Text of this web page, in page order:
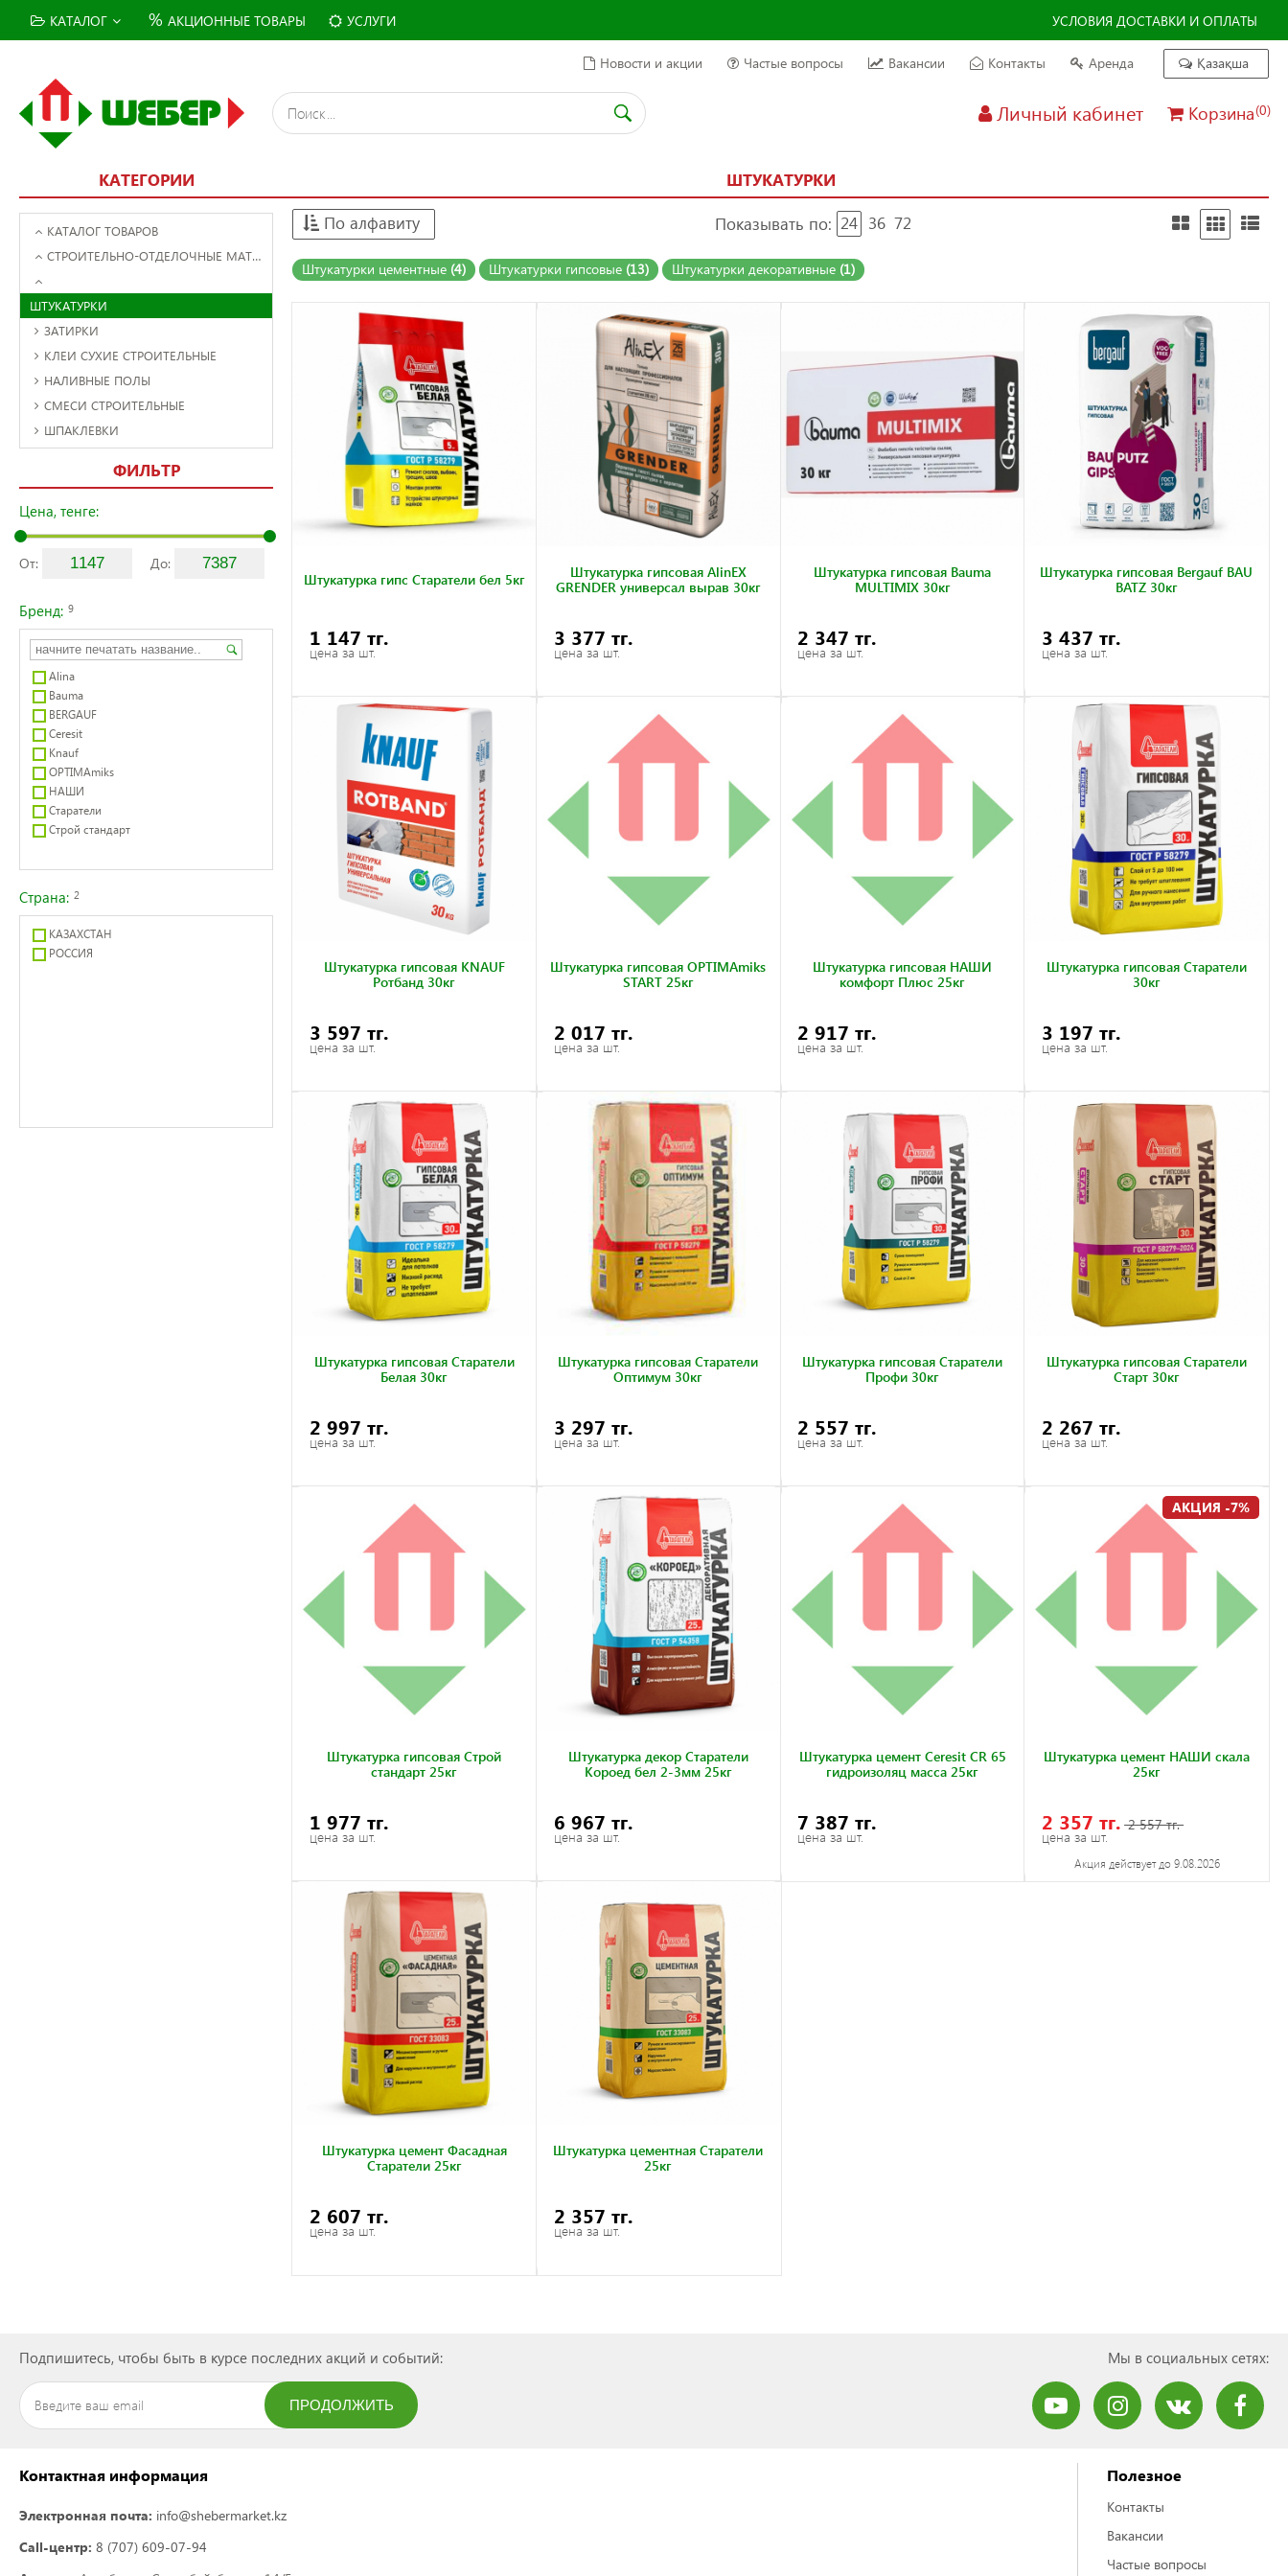
КАТАЛОГ % АКЦИОННЫЕ ТОВАРЫ УСЛУГИ УСЛОВИЯ ДОСТАВКИ И ОПЛАТЫ
Личный кабинет Корзина(0)
Новости и акции Частые вопросы Вакансии Контакты Аренда Қазақша
КАТЕГОРИИ
КАТАЛОГ ТОВАРОВ
СТРОИТЕЛЬНО-ОТДЕЛОЧНЫЕ МАТЕРИАЛЫ
ШТУКАТУРКИ
ЗАТИРКИ
КЛЕИ СУХИЕ СТРОИТЕЛЬНЫЕ
НАЛИВНЫЕ ПОЛЫ
СМЕСИ СТРОИТЕЛЬНЫЕ
ШПАКЛЕВКИ
ФИЛЬТР
Цена, тенге:
От: До:
9
Бренд:
Alina
Bauma
BERGAUF
Ceresit
Knauf
OPTIMAmiks
НАШИ
Старатели
Строй стандарт
2
Страна:
КАЗАХСТАН
РОССИЯ
ШТУКАТУРКИ
По алфавиту
Показывать по: 24 36 72
Штукатурки цементные (4) Штукатурки гипсовые (13) Штукатурки декоративные (1)
Штукатурка гипс Старатели бел 5кг
1 147 тг.
цена за шт.
Штукатурка гипсовая AlinEX
GRENDER универсал вырав 30кг
3 377 тг.
цена за шт.
Штукатурка гипсовая Bauma
MULTIMIX 30кг
2 347 тг.
цена за шт.
Штукатурка гипсовая Bergauf BAU
BATZ 30кг
3 437 тг.
цена за шт.
Штукатурка гипсовая KNAUF
Ротбанд 30кг
3 597 тг.
цена за шт.
Штукатурка гипсовая OPTIMAmiks
START 25кг
2 017 тг.
цена за шт.
Штукатурка гипсовая НАШИ
комфорт Плюс 25кг
2 917 тг.
цена за шт.
Штукатурка гипсовая Старатели
30кг
3 197 тг.
цена за шт.
Штукатурка гипсовая Старатели
Белая 30кг
2 997 тг.
цена за шт.
Штукатурка гипсовая Старатели
Оптимум 30кг
3 297 тг.
цена за шт.
Штукатурка гипсовая Старатели
Профи 30кг
2 557 тг.
цена за шт.
Штукатурка гипсовая Старатели
Старт 30кг
2 267 тг.
цена за шт.
Штукатурка гипсовая Строй
стандарт 25кг
1 977 тг.
цена за шт.
Штукатурка декор Старатели
Короед бел 2-3мм 25кг
6 967 тг.
цена за шт.
Штукатурка цемент Ceresit CR 65
гидроизоляц масса 25кг
7 387 тг.
цена за шт.
Штукатурка цемент НАШИ скала
25кг
2 357 тг. 2 557 тг.
цена за шт.
Акция действует до 9.08.2026
АКЦИЯ -7%
Штукатурка цемент Фасадная
Старатели 25кг
2 607 тг.
цена за шт.
Штукатурка цементная Старатели
25кг
2 357 тг.
цена за шт.
Подпишитесь, чтобы быть в курсе последних акций и событий:
ПРОДОЛЖИТЬ
Мы в социальных сетях:
Контактная информация
Электронная почта: info@shebermarket.kz
Call-центр: 8 (707) 609-07-94
Полезное
Контакты
Вакансии
Частые вопросы